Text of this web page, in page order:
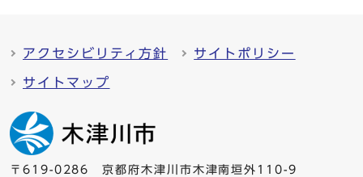
アクセシビリティ方針 サイトポリシー
サイトマップ
〒619-0286 京都府木津川市木津南垣外110-9